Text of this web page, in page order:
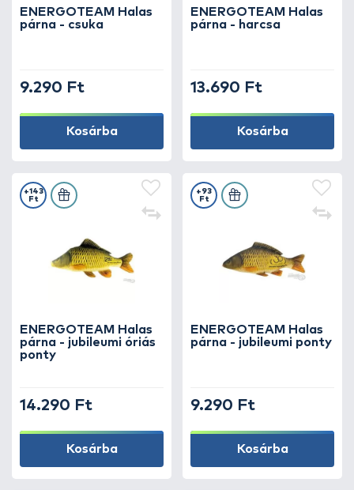
ENERGOTEAM Halas
párna - csuka
9.290 Ft
Kosárba
ENERGOTEAM Halas
párna - harcsa
13.690 Ft
Kosárba
ENERGOTEAM Halas
párna - jubileumi óriás
ponty
+143
Ft
14.290 Ft
Kosárba
ENERGOTEAM Halas
párna - jubileumi ponty
+93
Ft
9.290 Ft
Kosárba